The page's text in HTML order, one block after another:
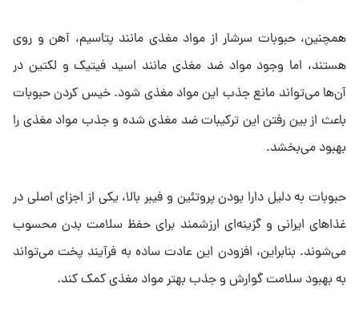
همچنین، حبوبات سرشار از مواد مغذی مانند پتاسیم، آهن و روی
هستند، اما وجود مواد ضد مغذی مانند اسید فیتیک و لکتین در
آن‌ها می‌تواند مانع جذب این مواد مغذی شود. خیس کردن حبوبات
باعث از بین رفتن این ترکیبات ضد مغذی شده و جذب مواد مغذی را
بهبود می‌بخشد.
حبوبات به دلیل دارا بودن پروتئین و فیبر بالا، یکی از اجزای اصلی در
غذاهای ایرانی و گزینه‌ای ارزشمند برای حفظ سلامت بدن محسوب
می‌شوند. بنابراین، افزودن این عادت ساده به فرآیند پخت می‌تواند
به بهبود سلامت گوارش و جذب بهتر مواد مغذی کمک کند.